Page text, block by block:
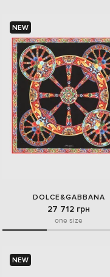
NEW
DOLCE&GABBANA
27 712 грн
one size
NEW